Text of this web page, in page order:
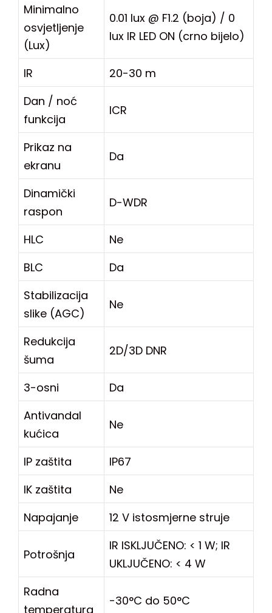
Minimalno
osvjetljenje
(Lux)
0.01 lux @ F1.2 (boja) / 0
lux IR LED ON (crno bijelo)
IR
20-30 m
Dan / noć
funkcija
ICR
Prikaz na
ekranu
Da
Dinamički
raspon
D-WDR
HLC
Ne
BLC
Da
Stabilizacija
slike (AGC)
Ne
Redukcija
šuma
2D/3D DNR
3-osni
Da
Antivandal
kućica
Ne
IP zaštita
IP67
IK zaštita
Ne
Napajanje
12 V istosmjerne struje
Potrošnja
IR ISKLJUČENO: < 1 W; IR
UKLJUČENO: < 4 W
Radna
temperatura
-30°C do 50°C